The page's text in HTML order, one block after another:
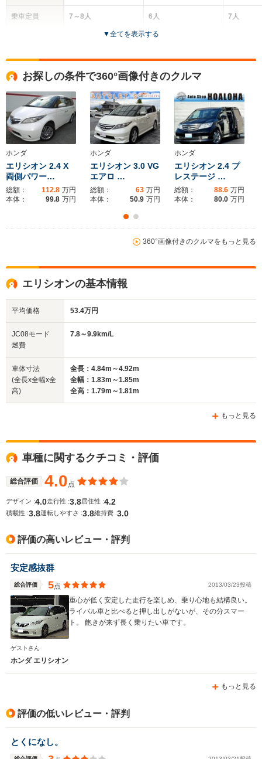
乗車定員
サイズ
(全長x全幅x全高)
燃費
駆動方式
7～8人
1.84m～1.86m
全幅
1.77m
全長
4.72m
ホイールベース
-m
6人
5ドア
全高
1.6m～1.64m
全幅
1.8m
全長
4.29m～4.3m
ホイールベース
-m
7人
ホイー
▼全てを表示する
お探しの条件で360°画像付きのクルマ
ホンダ
エリシオン 2.4 X
両側パワー…
総額： 112.8 万円
本体：
99.8 万円
ホンダ
エリシオン 3.0 VG
エアロ …
総額： 63 万円
本体：
50.9 万円
ホンダ
エリシオン 2.4 プ
レステージ …
総額： 88.6 万円
本体：
80.0 万円
360°画像付きのクルマをもっと見る
エリシオンの基本情報
平均価格 53.4万円
JC08モード
燃費
7.8～9.9km/L
車体寸法
(全長x全幅x全
高)
全長：4.84m～4.92m
全幅：1.83m～1.85m
全高：1.79m～1.81m
もっと見る
車種に関するクチコミ・評価
総合評価 4.0点
デザイン :4.0走行性 :3.8 居住性 :4.2
積載性 :3.8運転しやすさ :3.8維持費 :3.0
評価の高いレビュー・評判
安定感抜群
総合評価 5点 2013/03/23投稿
重心が低く安定した走行を楽しめ、乗り心地も結構良い。
ライバル車と比べると押し出しがないが、その分スマー
ト。 飽きが来ず長く乗りたい車です。
ゲストさん
ホンダ エリシオン
もっと見る
評価の低いレビュー・評判
とくになし。